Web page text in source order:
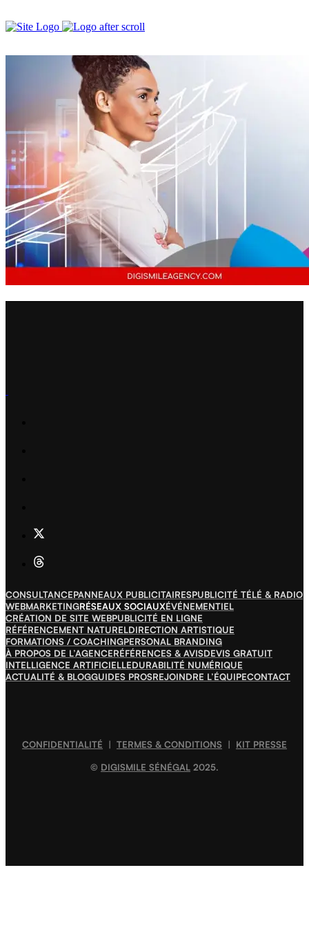
Publicité en lignePublicité en
ligne
Consultance
WEBMARKETING
Tous les services
Tous les
services
CONSULTANCEPANNEAUX PUBLICITAIRESPUBLICITÉ TÉLÉ & RADIO
WEBMARKETINGRÉSEAUX SOCIAUXÉVÉNEMENTIEL
CRÉATION DE SITE WEBPUBLICITÉ EN LIGNE
RÉFÉRENCEMENT NATURELDIRECTION ARTISTIQUE
FORMATIONS / COACHINGPERSONAL BRANDING
À PROPOS DE L’AGENCERÉFÉRENCES & AVISDEVIS GRATUIT
INTELLIGENCE ARTIFICIELLEDURABILITÉ NUMÉRIQUE
ACTUALITÉ & BLOGGUIDES PROSREJOINDRE L’ÉQUIPECONTACT
CONFIDENTIALITÉ | TERMES & CONDITIONS | KIT PRESSE
© DIGISMILE SÉNÉGAL 2025.